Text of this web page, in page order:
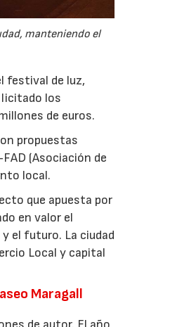
manteniendo el
festival de luz,
licitado los
de euros.
propuestas
(Asociación de
local.
que apuesta por
en valor el
el futuro. La ciudad
Local y capital
Maragall